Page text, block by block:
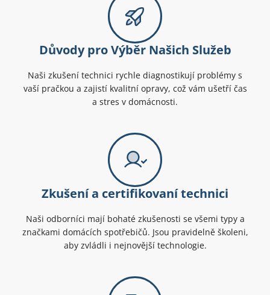
Důvody pro Výběr Našich Služeb
Naši zkušení technici rychle diagnostikují problémy s
vaší pračkou a zajistí kvalitní opravy, což vám ušetří čas
a stres v domácnosti.
Zkušení a certifikovaní technici
Naši odborníci mají bohaté zkušenosti se všemi typy a
značkami domácích spotřebičů. Jsou pravidelně školeni,
aby zvládli i nejnovější technologie.